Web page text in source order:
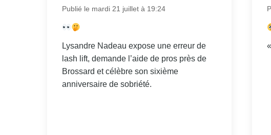
Publié le mardi 21 juillet à 19:24
Lysandre Nadeau expose une erreur de
lash lift, demande l’aide de pros près de
Brossard et célèbre son sixième
anniversaire de sobriété.